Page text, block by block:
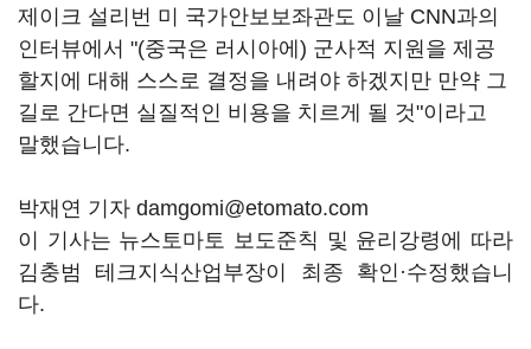
제이크 설리번 미 국가안보보좌관도 이날 CNN과의
인터뷰에서 "(중국은 러시아에) 군사적 지원을 제공
할지에 대해 스스로 결정을 내려야 하겠지만 만약 그
길로 간다면 실질적인 비용을 치르게 될 것"이라고
말했습니다.
박재연 기자 damgomi@etomato.com
이 기사는 뉴스토마토 보도준칙 및 윤리강령에 따라
김충범 테크지식산업부장이 최종 확인·수정했습니
다.